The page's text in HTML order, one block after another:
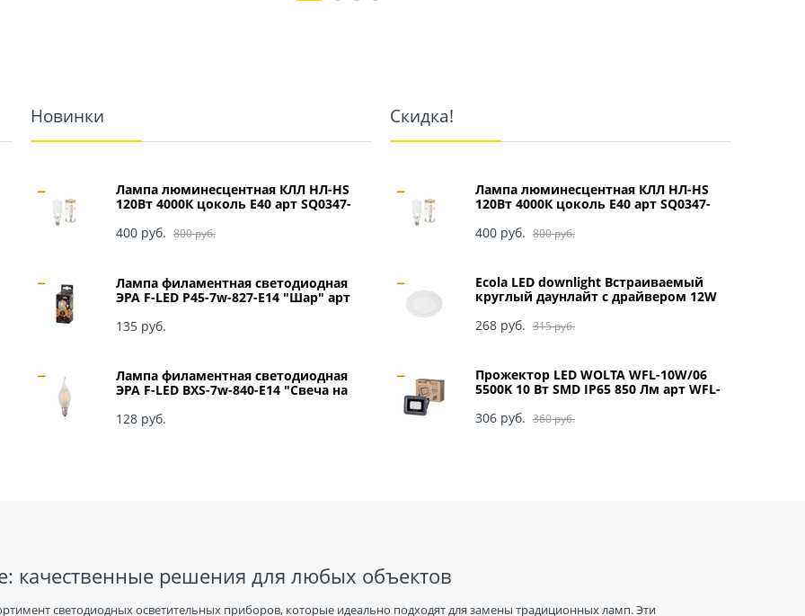
Новинки
Лампа люминесцентная КЛЛ НЛ-HS
120Вт 4000К цоколь Е40 арт SQ0347-
800 руб.
400 руб.
Лампа филаментная светодиодная
ЭРА F-LED P45-7w-827-E14 "Шар" арт
135 руб.
Лампа филаментная светодиодная
ЭРА F-LED BXS-7w-840-E14 "Свеча на
128 руб.
Скидка!
Лампа люминесцентная КЛЛ НЛ-HS
120Вт 4000К цоколь Е40 арт SQ0347-
800 руб.
400 руб.
Ecola LED downlight Встраиваемый
круглый даунлайт с драйвером 12W
315 руб.
268 руб.
Прожектор LED WOLTA WFL-10W/06
5500K 10 Вт SMD IP65 850 Лм арт WFL-
360 руб.
306 руб.
качественные решения для любых объектов
светодиодных осветительных приборов, которые идеально подходят для замены традиционных ламп. Эти